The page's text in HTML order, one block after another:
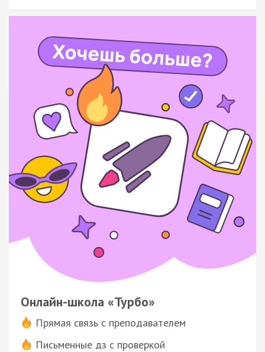
Онлайн-школа «Турбо»
Прямая связь с преподавателем
Письменные дз с проверкой